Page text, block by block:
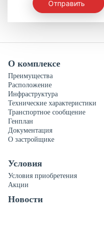
Отправить
О комплексе
Преимущества
Расположение
Инфраструктура
Технические характеристики
Транспортное сообщение
Генплан
Документация
О застройщике
Условия
Условия приобретения
Акции
Новости